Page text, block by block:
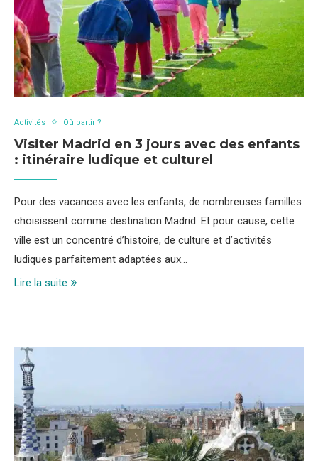
Activités Où partir ?
Visiter Madrid en 3 jours avec des enfants
: itinéraire ludique et culturel
Pour des vacances avec les enfants, de nombreuses familles
choisissent comme destination Madrid. Et pour cause, cette
ville est un concentré d’histoire, de culture et d’activités
ludiques parfaitement adaptées aux…
Lire la suite